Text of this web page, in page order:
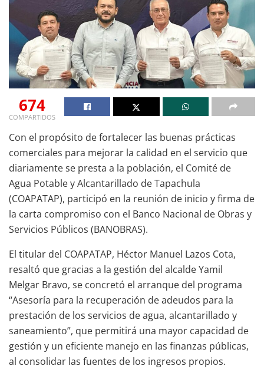
674
COMPARTIDOS
Con el propósito de fortalecer las buenas prácticas
comerciales para mejorar la calidad en el servicio que
diariamente se presta a la población, el Comité de
Agua Potable y Alcantarillado de Tapachula
(COAPATAP), participó en la reunión de inicio y firma de
la carta compromiso con el Banco Nacional de Obras y
Servicios Públicos (BANOBRAS).
El titular del COAPATAP, Héctor Manuel Lazos Cota,
resaltó que gracias a la gestión del alcalde Yamil
Melgar Bravo, se concretó el arranque del programa
“Asesoría para la recuperación de adeudos para la
prestación de los servicios de agua, alcantarillado y
saneamiento”, que permitirá una mayor capacidad de
gestión y un eficiente manejo en las finanzas públicas,
al consolidar las fuentes de los ingresos propios.